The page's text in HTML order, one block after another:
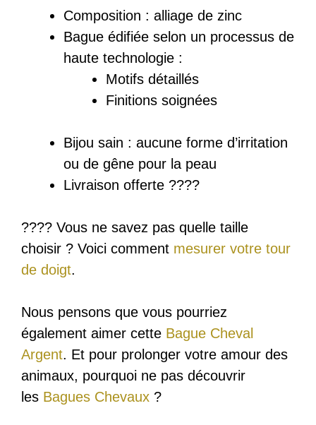
Composition : a lliage de zinc
Bague édifiée selon un processus de
haute technologie :
Motifs détaillés
Finitions soignées
Bijou sain : aucune forme d’irritation
ou de gêne pour la peau
Livraison offerte ????
???? Vous ne savez pas quelle taille
choisir ? Voici comment mesurer votre tour
de doigt.
Nous pensons que vous pourriez
également aimer cette Bague Cheval
Argent. Et pour prolonger votre amour des
animaux, pourquoi ne pas découvrir
les Bagues Chevaux ?